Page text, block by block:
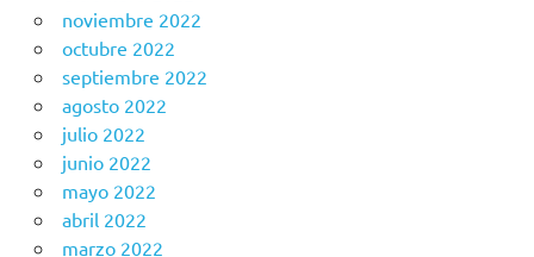
noviembre 2022
octubre 2022
septiembre 2022
agosto 2022
julio 2022
junio 2022
mayo 2022
abril 2022
marzo 2022